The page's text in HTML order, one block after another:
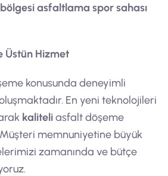
asfaltlama spor sahası
Üstün Hizmet
konusunda deneyimli
En yeni teknolojileri
kaliteliasfalt döşeme
memnuniyetine büyük
zamanında ve bütçe